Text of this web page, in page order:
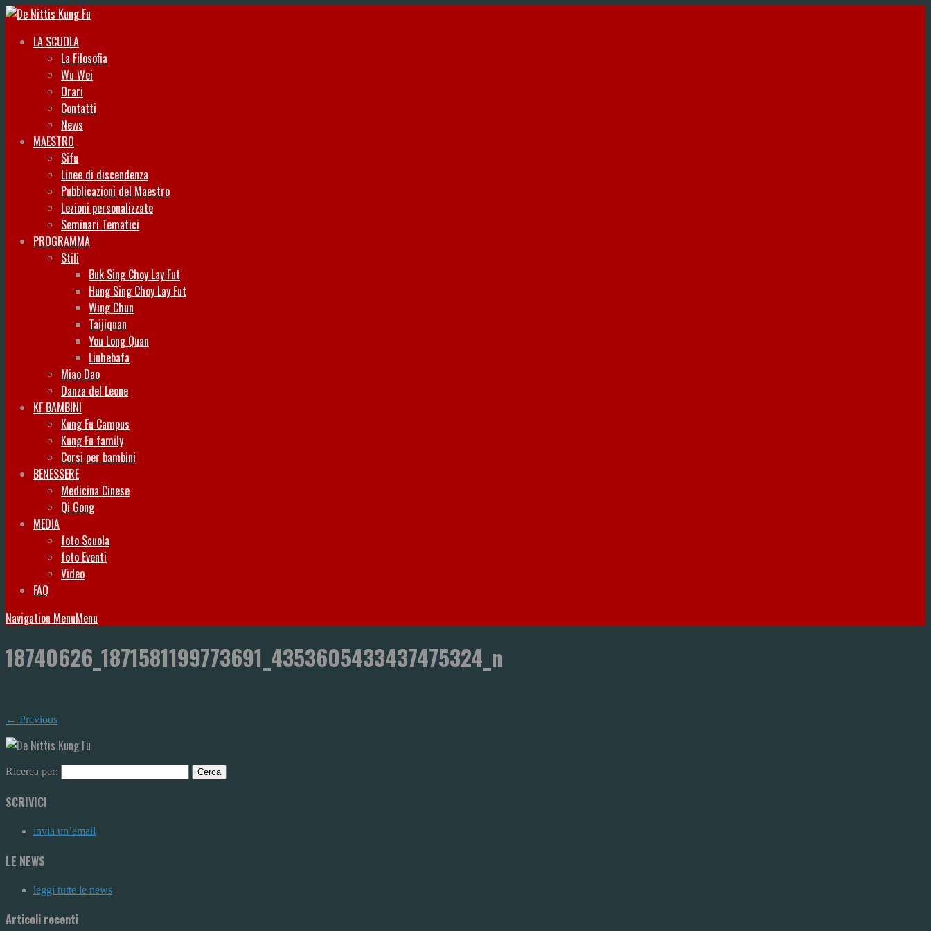
LA SCUOLA
La Filosofia
Wu Wei
Orari
Contatti
News
MAESTRO
Sifu
Linee di discendenza
Pubblicazioni del Maestro
Lezioni personalizzate
Seminari Tematici
PROGRAMMA
Stili
Buk Sing Choy Lay Fut
Hung Sing Choy Lay Fut
Wing Chun
Taijiquan
You Long Quan
Liuhebafa
Miao Dao
Danza del Leone
KF BAMBINI
Kung Fu Campus
Kung Fu family
Corsi per bambini
BENESSERE
Medicina Cinese
Qi Gong
MEDIA
foto Scuola
foto Eventi
Video
FAQ
Navigation MenuMenu
18740626_1871581199773691_4353605433437475324_n
← Previous
Ricerca per:
SCRIVICI
invia un’email
LE NEWS
leggi tutte le news
Articoli recenti